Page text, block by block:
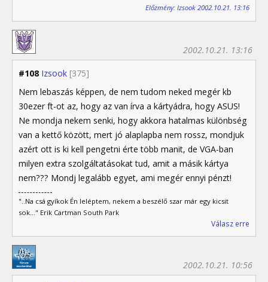
Előzmény: Izsook 2002.10.21. 13:16
#108 Izsook [375]
2002.10.21. 13:16
Nem lebaszás képpen, de nem tudom neked megér kb
30ezer ft-ot az, hogy az van írva a kártyádra, hogy ASUS!
Ne mondja nekem senki, hogy akkora hatalmas különbség
van a kettő között, mert jó alaplapba nem rossz, mondjuk
azért ott is ki kell pengetni érte több manit, de VGA-ban
milyen extra szolgáltatásokat tud, amit a másik kártya
nem??? Mondj legalább egyet, ami megér ennyi pénzt!
"..Na csá gyíkok Én leléptem, nekem a beszélő szar már egy kicsit
sok..." Erik Cartman South Park
Válasz erre
2002.10.21. 10:56